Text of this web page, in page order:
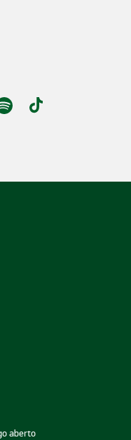
Aluguel de Carros
aberto